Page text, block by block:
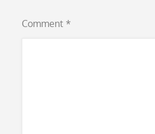
Comment *